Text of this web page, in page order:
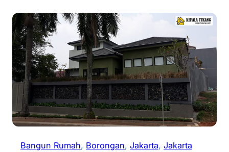
Bangun Rumah, Borongan, Jakarta, Jakarta